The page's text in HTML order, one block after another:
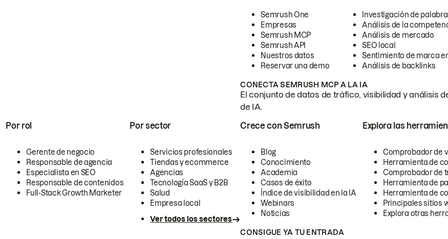
Semrush One
Empresas
Semrush MCP
Semrush API
Nuestros datos
Reservar una demo
Investigación de
Análisis de la
Análisis de mercado
SEO local
Sentimiento de marca
Análisis de backlinks
CONECTA SEMRUSH MCP A LA IA
El conjunto de datos de tráfico, visibilidad y análisis
de IA.
Por rol
Gerente de negocio
Responsable de agencia
Especialista en SEO
Responsable de contenidos
Full-Stack Growth Marketer
Por sector
Servicios profesionales
Tiendas y ecommerce
Agencias
Tecnología SaaS y B2B
Salud
Empresa local
Ver todos los sectores
Crece con Semrush
Blog
Conocimiento
Academia
Casos de éxito
Índice de visibilidad en la IA
Webinars
Noticias
Explora las
Comprobador de
Herramienta de
Comprobador de
Herramienta de
Herramienta de
Principales sitios
Explora otras
CONSIGUE YA TU ENTRADA